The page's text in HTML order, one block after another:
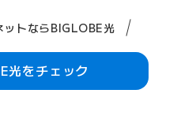
ットならBIGLOBE光
光をチェック